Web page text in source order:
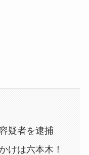
疑者を逮捕
けは六本木！